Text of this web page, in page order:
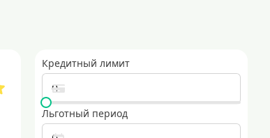
а курьер привезет готовую карту прямо к вам. это
карты с выгодными условиями
миру. они обеспечивают высокий уровень
Кредитный лимит
Льготный период